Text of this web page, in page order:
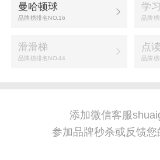
曼哈顿球
品牌榜排名NO.16
学
品牌
滑滑梯
品牌榜排名NO.44
点
品牌
添加微信客服
参加品牌秒杀或反馈